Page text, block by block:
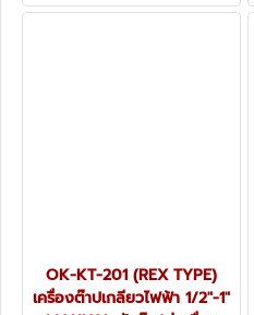
OK-KT-201 (REX TYPE)
เครื่องต๊าปเกลียวไฟฟ้า 1/2"-1"